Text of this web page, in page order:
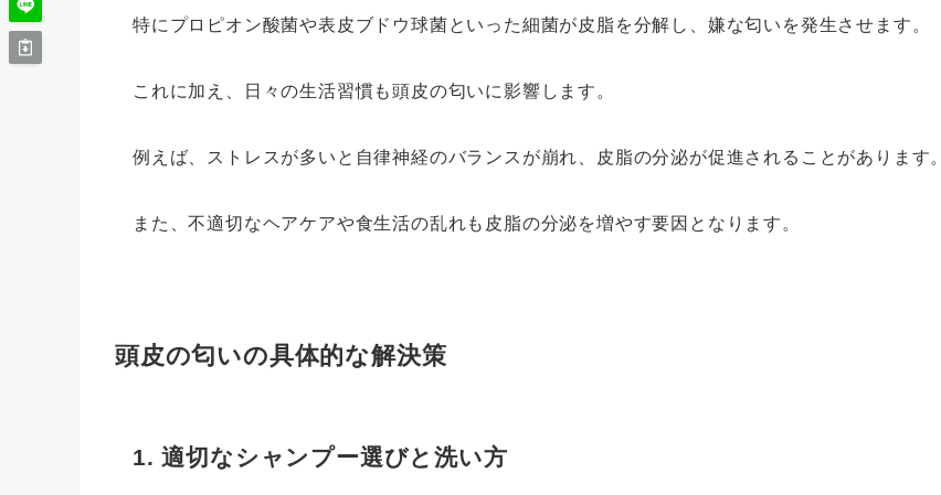
特にプロピオン酸菌や表皮ブドウ球菌といった細菌が皮脂を分解し、嫌な匂いを発生させます。
これに加え、日々の生活習慣も頭皮の匂いに影響します。
例えば、ストレスが多いと自律神経のバランスが崩れ、皮脂の分泌が促進されることがあります。
また、不適切なヘアケアや食生活の乱れも皮脂の分泌を増やす要因となります。
頭皮の匂いの具体的な解決策
1. 適切なシャンプー選びと洗い方